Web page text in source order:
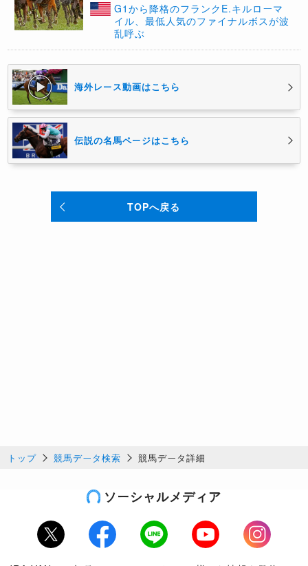
G1から降格のフランクE.キルローマ
イル、最低人気のファイナルボスが波
乱呼ぶ
海外レース動画はこちら
伝説の名馬ページはこちら
TOPへ戻る
トップ 競馬データ検索 競馬データ詳細
ソーシャルメディア
Twitter Facebook LINE Youtube
Instagram